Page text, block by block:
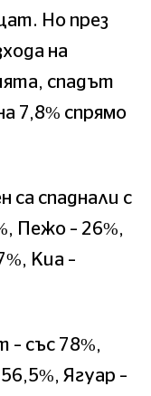
Но през
на
спадът
7,8% спрямо
са спаднали с
Пежо – 26%,
Киа –
– със 78%,
Ягуар –